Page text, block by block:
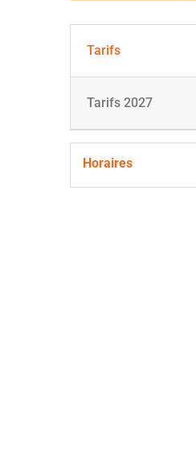
Tarifs
Tarifs 2027
Horaires